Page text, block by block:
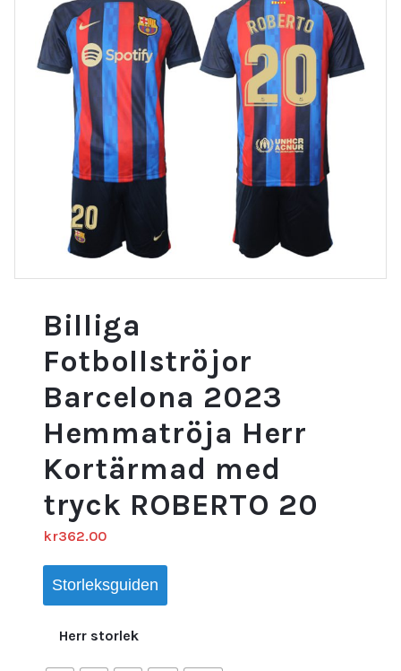
Billiga
Fotbollströjor
Barcelona 2023
Hemmatröja Herr
Kortärmad med
tryck ROBERTO 20
kr362.00
Storleksguiden
Herr storlek